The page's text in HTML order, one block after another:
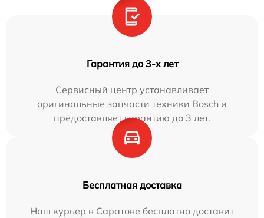
Гарантия до 3-х лет
Сервисный центр устанавливает
оригинальные запчасти техники Bosch и
предоставляет гарантию до 3 лет.
Бесплатная доставка
Наш курьер в Саратове бесплатно доставит